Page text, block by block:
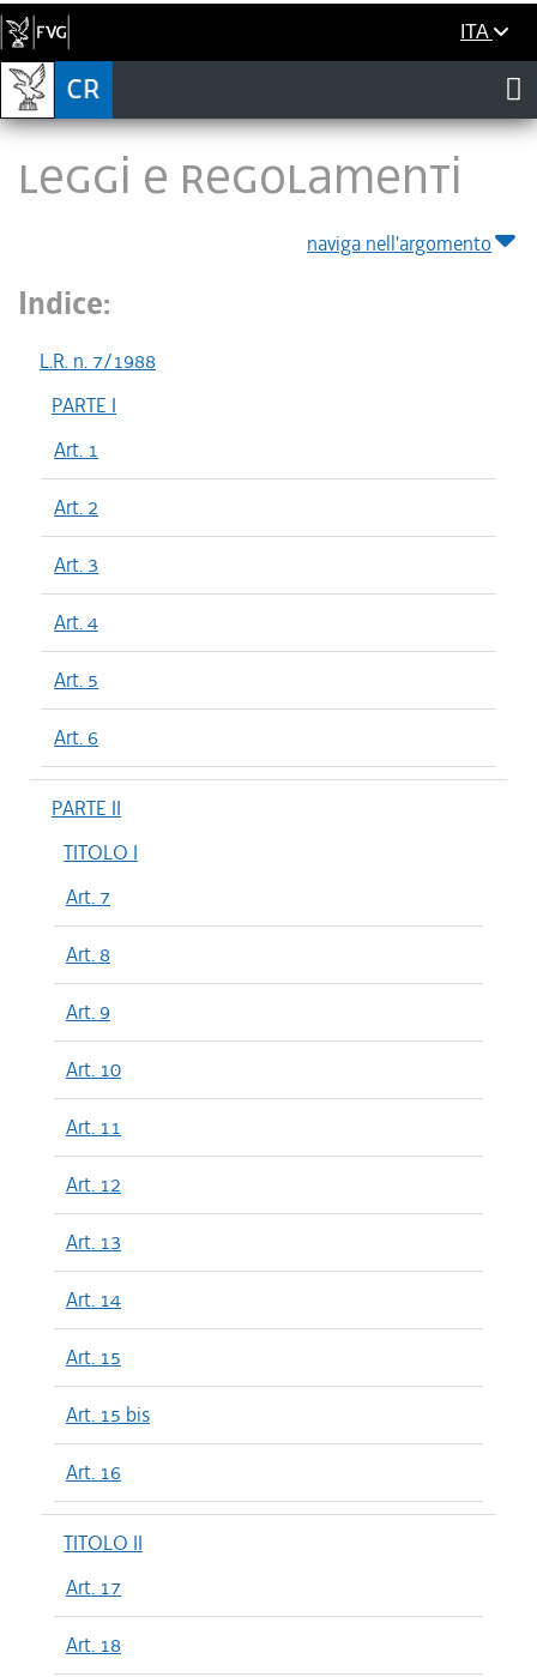
ITA
LEGGI E REGOLAMENTI
naviga nell'argomento
Indice:
L.R. n. 7/1988
PARTE I
Art. 1
Art. 2
Art. 3
Art. 4
Art. 5
Art. 6
PARTE II
TITOLO I
Art. 7
Art. 8
Art. 9
Art. 10
Art. 11
Art. 12
Art. 13
Art. 14
Art. 15
Art. 15 bis
Art. 16
TITOLO II
Art. 17
Art. 18